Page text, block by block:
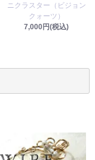
ニクラスター（ビジョン
クォーツ）
7,000円(税込)